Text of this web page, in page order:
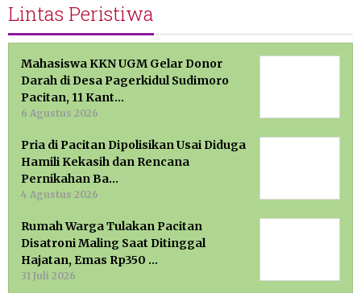
Lintas Peristiwa
Mahasiswa KKN UGM Gelar Donor
Darah di Desa Pagerkidul Sudimoro
Pacitan, 11 Kant…
6 Agustus 2026
Pria di Pacitan Dipolisikan Usai Diduga
Hamili Kekasih dan Rencana
Pernikahan Ba…
4 Agustus 2026
Rumah Warga Tulakan Pacitan
Disatroni Maling Saat Ditinggal
Hajatan, Emas Rp350 …
31 Juli 2026